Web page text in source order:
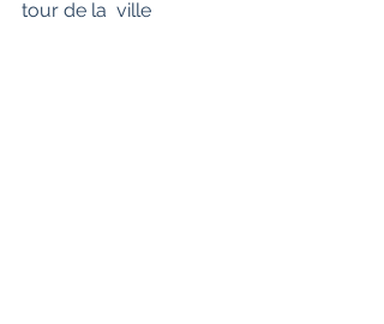
tour de la  ville